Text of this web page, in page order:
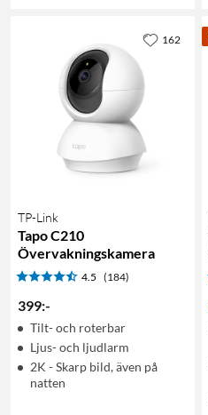
TP-Link
Tapo C210
Övervakningskamera
4.5 (184)
399:-
Tilt- och roterbar
Ljus- och ljudlarm
2K - Skarp bild, även på
natten
162